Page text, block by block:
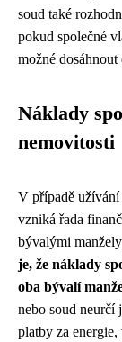
soud také
pokud společné
možné
Náklady
nemovitosti
V případě užívání
vzniká řada
bývalými
je, že náklady
oba bývalí
nebo soud neurčí
platby za